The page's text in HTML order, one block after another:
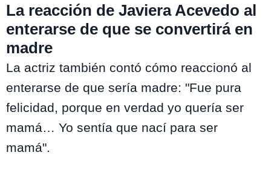
La reacción de Javiera Acevedo al
enterarse de que se convertirá en
madre
La actriz también contó cómo reaccionó al
enterarse de que sería madre: "Fue pura
felicidad, porque en verdad yo quería ser
mamá… Yo sentía que nací para ser
mamá".